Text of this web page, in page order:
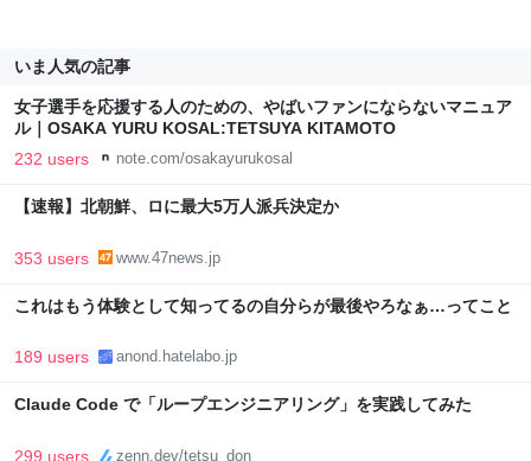
いま人気の記事
女子選手を応援する人のための、やばいファンにならないマニュア
ル｜OSAKA YURU KOSAL:TETSUYA KITAMOTO
232 users note.com/osakayurukosal
【速報】北朝鮮、ロに最大5万人派兵決定か
353 users www.47news.jp
これはもう体験として知ってるの自分らが最後やろなぁ…ってこと
189 users anond.hatelabo.jp
Claude Code で「ループエンジニアリング」を実践してみた
299 users zenn.dev/tetsu_don